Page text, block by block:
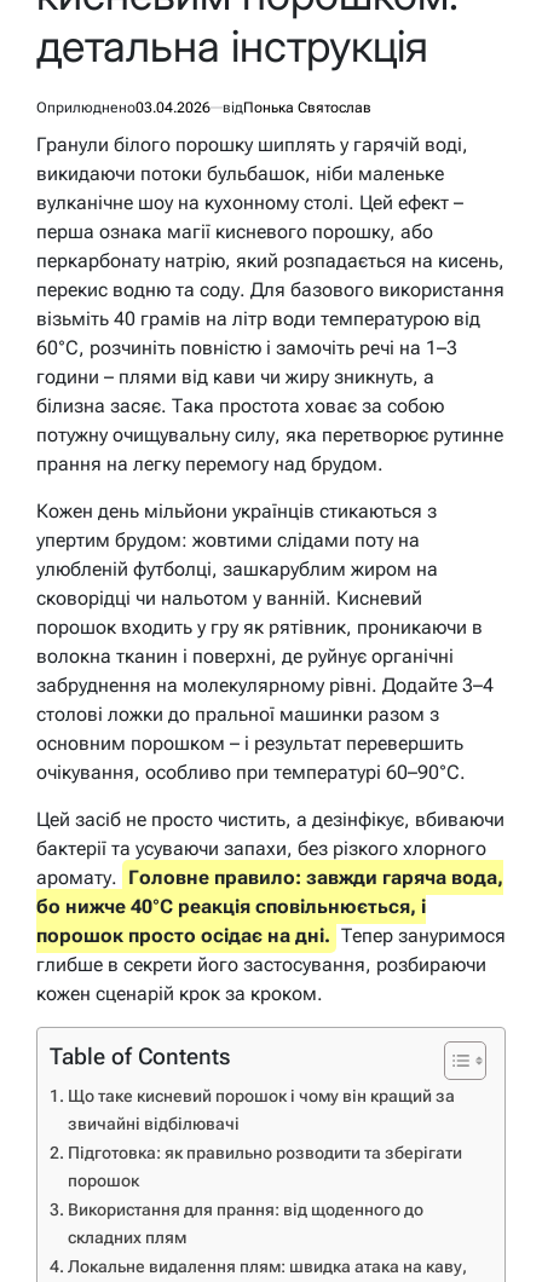
детальна інструкція
Оприлюднено03.04.2026 відПонька Святослав
Гранули білого порошку шиплять у гарячій воді,
викидаючи потоки бульбашок, ніби маленьке
вулканічне шоу на кухонному столі. Цей ефект –
перша ознака магії кисневого порошку, або
перкарбонату натрію, який розпадається на кисень,
перекис водню та соду. Для базового використання
візьміть 40 грамів на літр води температурою від
60°C, розчиніть повністю і замочіть речі на 1–3
години – плями від кави чи жиру зникнуть, а
білизна засяє. Така простота ховає за собою
потужну очищувальну силу, яка перетворює рутинне
прання на легку перемогу над брудом.
Кожен день мільйони українців стикаються з
упертим брудом: жовтими слідами поту на
улюбленій футболці, зашкарублим жиром на
сковорідці чи нальотом у ванній. Кисневий
порошок входить у гру як рятівник, проникаючи в
волокна тканин і поверхні, де руйнує органічні
забруднення на молекулярному рівні. Додайте 3–4
столові ложки до пральної машинки разом з
основним порошком – і результат перевершить
очікування, особливо при температурі 60–90°C.
Цей засіб не просто чистить, а дезінфікує, вбиваючи
бактерії та усуваючи запахи, без різкого хлорного
аромату.
Головне правило: завжди гаряча вода,
бо нижче 40°C реакція сповільнюється, і
порошок просто осідає на дні. Тепер зануримося
глибше в секрети його застосування, розбираючи
кожен сценарій крок за кроком.
Table of Contents
Що таке кисневий порошок і чому він кращий за
звичайні відбілювачі
Підготовка: як правильно розводити та зберігати
порошок
Використання для прання: від щоденного до
складних плям
Локальне видалення плям: швидка атака на каву,